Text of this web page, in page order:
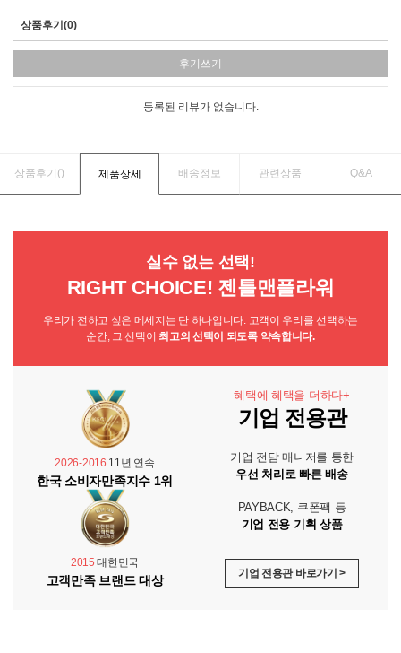
상품후기(0)
후기쓰기
등록된 리뷰가 없습니다.
상품후기() 제품상세 배송정보 관련상품 Q&A
실수 없는 선택!
RIGHT CHOICE! 젠틀맨플라워
우리가 전하고 싶은 메세지는 단 하나입니다. 고객이 우리를 선택하는
순간, 그 선택이 최고의 선택이 되도록 약속합니다.
2026-2016 11년 연속
한국 소비자만족지수 1위
2015 대한민국
고객만족 브랜드 대상
혜택에 혜택을 더하다+
기업 전용관
기업 전담 매니저를 통한
우선 처리로 빠른 배송
PAYBACK, 쿠폰팩 등
기업 전용 기획 상품
기업 전용관 바로가기 >